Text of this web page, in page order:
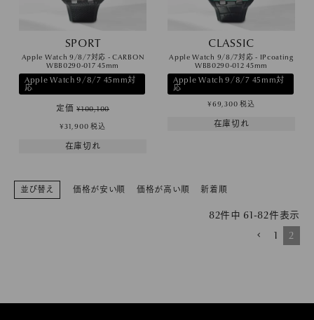
SPORT
Apple Watch 9/8/7対応 - CARBON
WBB0290-017 45mm
Apple Watch 9/8/7 45mm対
応
定価 ¥100,100
¥31,900 税込
在庫切れ
CLASSIC
Apple Watch 9/8/7対応 - IPcoating
WBB0290-012 45mm
Apple Watch 9/8/7 45mm対
応
¥69,300 税込
在庫切れ
並び替え 価格が安い順 価格が高い順 新着順
82件中 61-82件表示
1
2